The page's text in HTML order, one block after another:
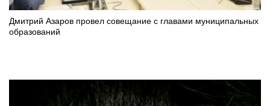
Дмитрий Азаров провел совещание с главами муниципальных
образований